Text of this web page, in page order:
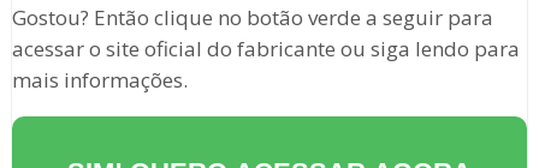
Gostou? Então clique no botão verde a seguir para
acessar o site oficial do fabricante ou siga lendo para
mais informações.